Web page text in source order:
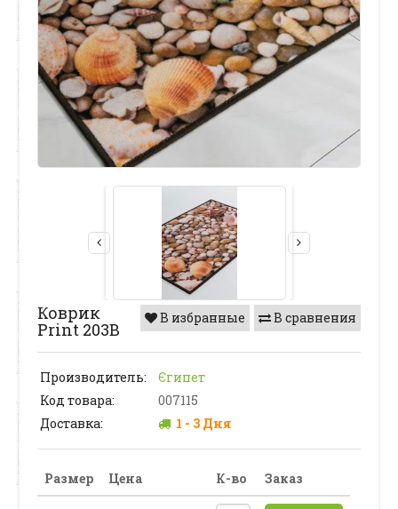
В сравнения
В избранные
Коврик
Print 203В
Производитель:
Єгипет
Код товара:
007115
Доставка:
1 - 3 Дня
Размер Цена К-во Заказ